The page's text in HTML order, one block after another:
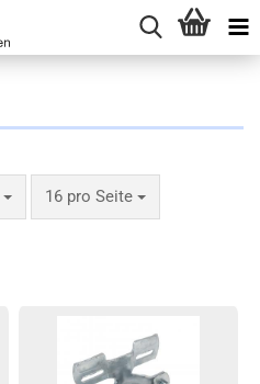
16 pro Seite